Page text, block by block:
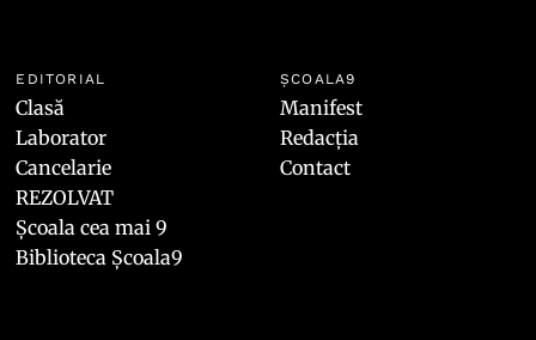
EDITORIAL
Clasă
Laborator
Cancelarie
REZOLVAT
Școala cea mai 9
Biblioteca Școala9
ȘCOALA9
Manifest
Redacția
Contact